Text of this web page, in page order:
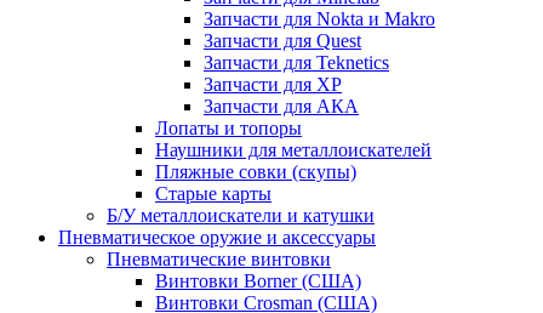
Запчасти для Nokta и Makro
Запчасти для Quest
Запчасти для Teknetics
Запчасти для XP
Запчасти для АКА
Лопаты и топоры
Наушники для металлоискателей
Пляжные совки (скупы)
Старые карты
Б/У металлоискатели и катушки
Пневматическое оружие и аксессуары
Пневматические винтовки
Винтовки Borner (США)
Винтовки Crosman (США)